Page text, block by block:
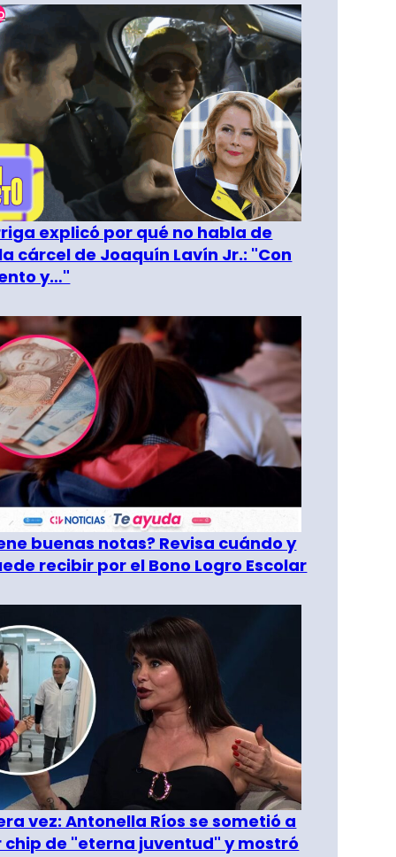
explicó por qué no habla de
cárcel de Joaquín Lavín Jr.: "Con
y…"
buenas notas? Revisa cuándo y
recibir por el Bono Logro Escolar
vez: Antonella Ríos se sometió a
de "eterna juventud" y mostró